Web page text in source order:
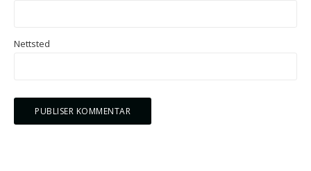
Nettsted